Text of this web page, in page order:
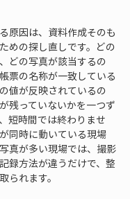
原因は、資料作成そのも
めの探し直しです。どの
どの写真が該当するの
票の名称が一致している
値が反映されているの
残っていないかを一つず
短時間では終わりませ
同時に動いている現場
真が多い現場では、撮影
録方法が違うだけで、整
られます。